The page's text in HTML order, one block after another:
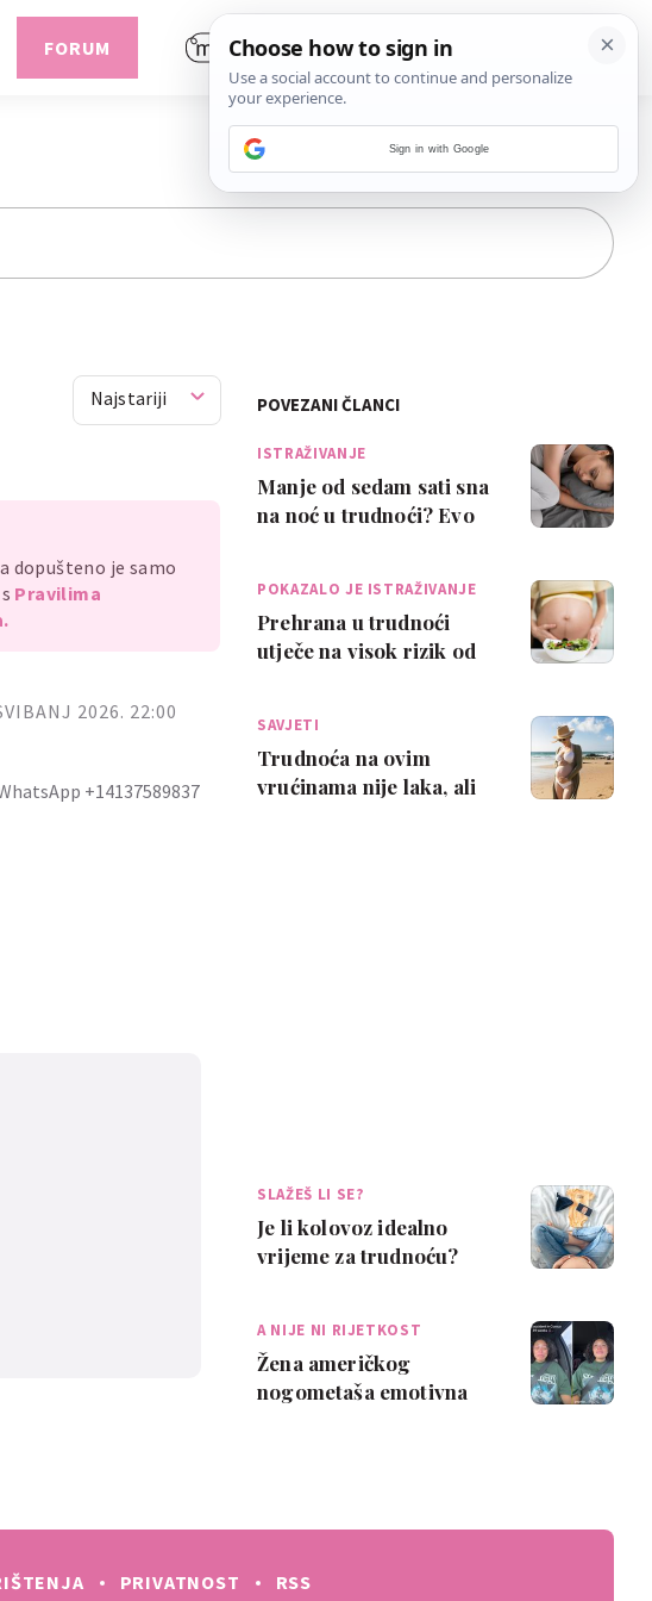
FORUM
Najstariji
dopušteno je samo
Pravilima
2026. 22:00
+14137589837
POVEZANI ČLANCI
ISTRAŽIVANJE
Manje od sedam sati sna
na noć u trudnoći? Evo
POKAZALO JE ISTRAŽIVANJE
Prehrana u trudnoći
utječe na visok rizik od
SAVJETI
Trudnoća na ovim
vrućinama nije laka, ali
SLAŽEŠ LI SE?
Je li kolovoz idealno
vrijeme za trudnoću?
A NIJE NI RIJETKOST
Žena američkog
nogometaša emotivna
PRIVATNOST RSS
Sign in with Google